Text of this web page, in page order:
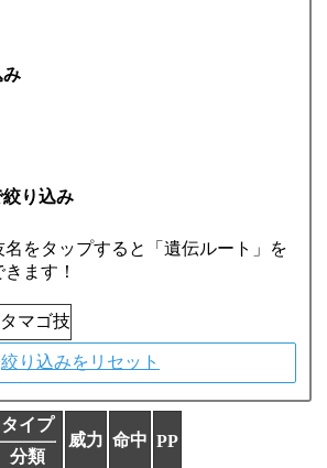
み
り込み
をタップすると「遺伝ルート」を
ます！
タマゴ技
絞り込みをリセット
タイプ
分類
威力 命中 PP